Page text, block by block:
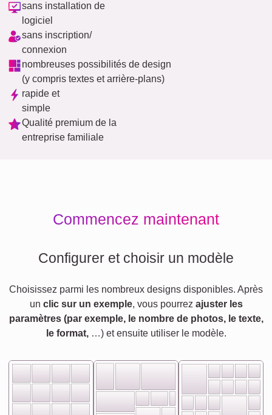
sans installation de
logiciel
sans inscription/
connexion
nombreuses possibilités de design
(y compris textes et arrière-plans)
rapide et
simple
Qualité premium de la
entreprise familiale
Commencez maintenant
Configurer et choisir un modèle
Choisissez parmi les nombreux designs disponibles. Après
un clic sur un exemple, vous pourrez ajuster les
paramètres (par exemple, le nombre de photos, le texte,
le format,…) et ensuite utiliser le modèle.